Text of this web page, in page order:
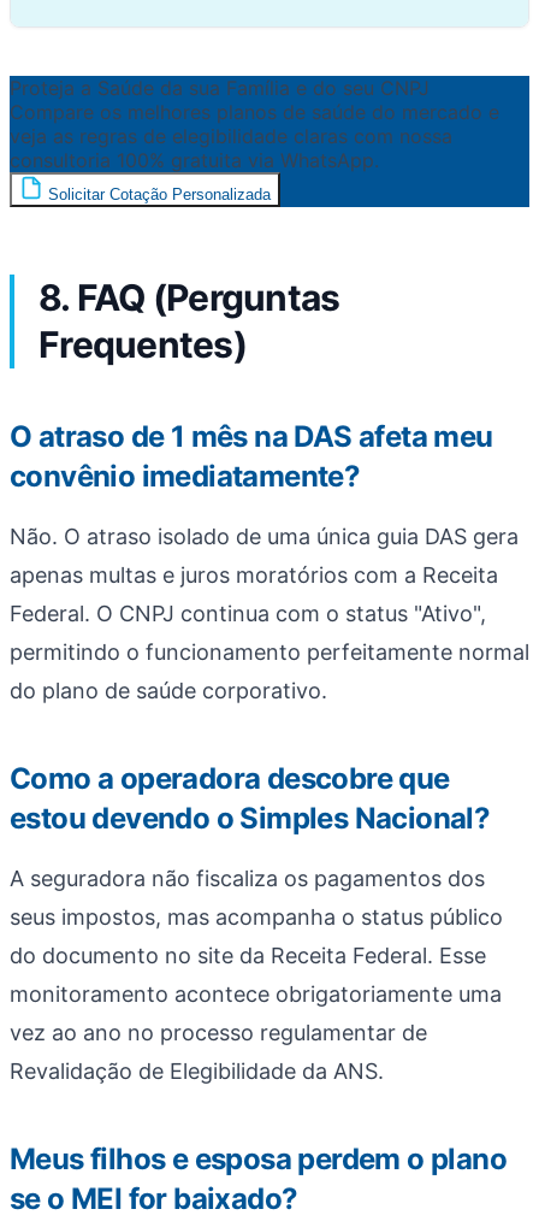
Proteja a Saúde da sua Família e do seu CNPJ
Compare os melhores planos de saúde do mercado e
veja as regras de elegibilidade claras com nossa
consultoria 100% gratuita via WhatsApp.
Solicitar Cotação Personalizada
8. FAQ (Perguntas
Frequentes)
O atraso de 1 mês na DAS afeta meu
convênio imediatamente?
Não. O atraso isolado de uma única guia DAS gera
apenas multas e juros moratórios com a Receita
Federal. O CNPJ continua com o status "Ativo",
permitindo o funcionamento perfeitamente normal
do plano de saúde corporativo.
Como a operadora descobre que
estou devendo o Simples Nacional?
A seguradora não fiscaliza os pagamentos dos
seus impostos, mas acompanha o status público
do documento no site da Receita Federal. Esse
monitoramento acontece obrigatoriamente uma
vez ao ano no processo regulamentar de
Revalidação de Elegibilidade da ANS.
Meus filhos e esposa perdem o plano
se o MEI for baixado?